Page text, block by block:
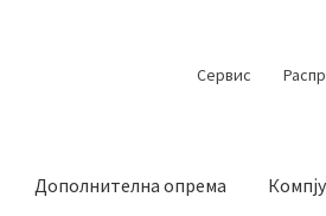
Сервис
Дополнителна опрема